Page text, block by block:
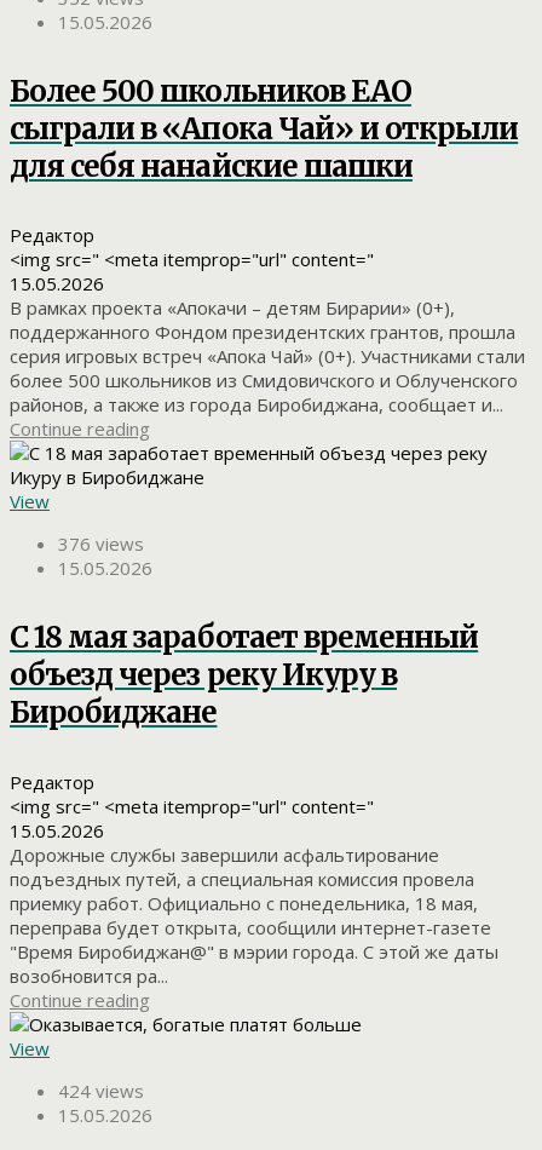
15.05.2026
Более 500 школьников ЕАО
сыграли в «Апока Чай» и открыли
для себя нанайские шашки
Редактор
<img src=" <meta itemprop="url" content="
15.05.2026
В рамках проекта «Апокачи – детям Бирарии» (0+),
поддержанного Фондом президентских грантов, прошла
серия игровых встреч «Апока Чай» (0+). Участниками стали
более 500 школьников из Смидовичского и Облученского
районов, а также из города Биробиджана, сообщает и...
Continue reading
View
376 views
15.05.2026
С 18 мая заработает временный
объезд через реку Икуру в
Биробиджане
Редактор
<img src=" <meta itemprop="url" content="
15.05.2026
Дорожные службы завершили асфальтирование
подъездных путей, а специальная комиссия провела
приемку работ. Официально с понедельника, 18 мая,
переправа будет открыта, сообщили интернет-газете
"Время Биробиджан@" в мэрии города. С этой же даты
возобновится ра...
Continue reading
View
424 views
15.05.2026